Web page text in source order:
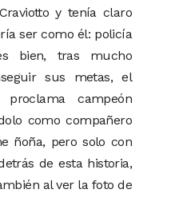
y tenía claro
ser como él: policía
bien, tras mucho
sus metas, el
campeón
como compañero
ñoña, pero solo con
de esta historia,
al ver la foto de